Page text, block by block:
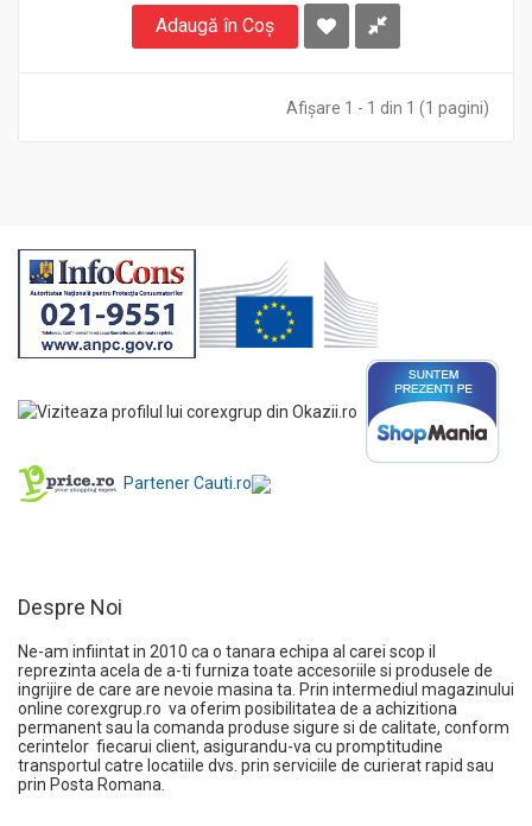
Adaugă în Coş
Afişare 1 - 1 din 1 (1 pagini)
Partener Cauti.ro
Despre Noi
Ne-am infiintat in 2010 ca o tanara echipa al carei scop il
reprezinta acela de a-ti furniza toate accesoriile si produsele de
ingrijire de care are nevoie masina ta. Prin intermediul magazinului
online corexgrup.ro va oferim posibilitatea de a achizitiona
permanent sau la comanda produse sigure si de calitate, conform
cerintelor fiecarui client, asigurandu-va cu promptitudine
transportul catre locatiile dvs. prin serviciile de curierat rapid sau
prin Posta Romana.